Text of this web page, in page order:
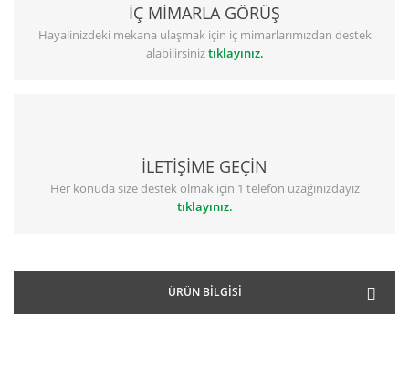
İÇ MİMARLA GÖRÜŞ
Hayalinizdeki mekana ulaşmak için iç mimarlarımızdan destek
alabilirsiniztıklayınız.
İLETİŞİME GEÇİN
Her konuda size destek olmak için 1 telefon uzağınızdayız
tıklayınız.
ÜRÜN BILGISI